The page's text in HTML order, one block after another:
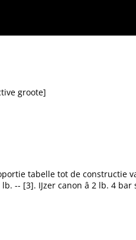
groote]
tabelle tot de constructie
-- [3]. IJzer canon â 2 lb. 4